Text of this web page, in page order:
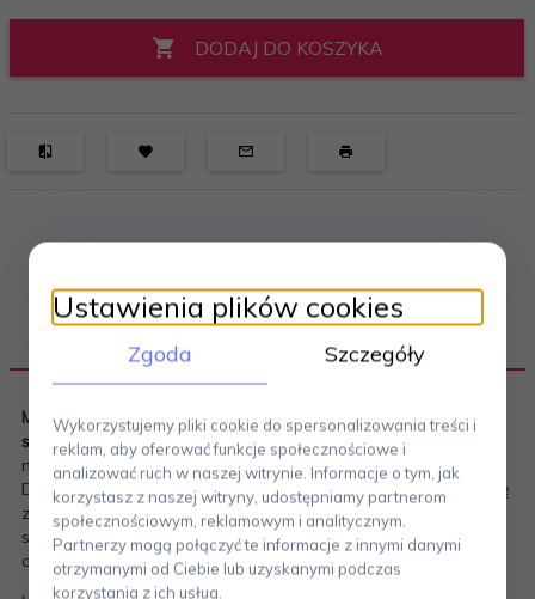
DODAJ DO KOSZYKA
OPIS PRODUKTU
Młynek do soli i pieprzu Eva Solo to kwintesencja
skandynawskiego minimalizmu – prosta, elegancka forma w
naturalnym drewnie zachwyca estetyką i funkcjonalnością.
Dzięki swojej ponadczasowej stylistyce świetnie odnajdzie się
zarówno w nowoczesnych, jak i klasycznych wnętrzach,
stając się praktycznym i dekoracyjnym dodatkiem do stołu
czy kuchni.
Ustawienia plików cookies
Zgoda Szczegóły
Wykorzystujemy pliki cookie do spersonalizowania treści i
reklam, aby oferować funkcje społecznościowe i
analizować ruch w naszej witrynie. Informacje o tym, jak
korzystasz z naszej witryny, udostępniamy partnerom
społecznościowym, reklamowym i analitycznym.
Partnerzy mogą połączyć te informacje z innymi danymi
otrzymanymi od Ciebie lub uzyskanymi podczas
korzystania z ich usług.